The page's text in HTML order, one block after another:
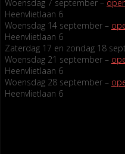
Woensdag 7 september –
Heenvlietlaan 6
Woensdag 14 september –
Heenvlietlaan 6
Zaterdag 17 en zondag 18
Woensdag 21 september –
Heenvlietlaan 6
Woensdag 28 september –
Heenvlietlaan 6